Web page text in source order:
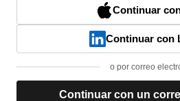
Continuar
Continuar con
o por correo
Continuar con un